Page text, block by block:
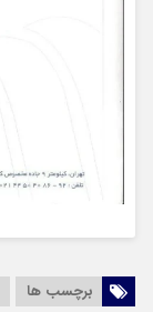
برچسب ها